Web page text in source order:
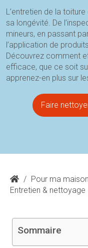
L’entretien de la
sa longévité. De
mineurs, en passant
l’application de
Découvrez comment
efficace, que ce soit
apprenez-en plus sur
Faire
/ Pour ma maison
Entretien & nettoyage
Sommaire